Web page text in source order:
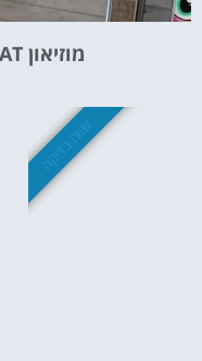
מוזיאון STRAAT לאמנות רחוב
שווה בדיקה